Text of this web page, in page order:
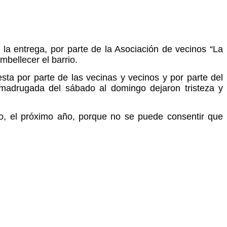
entrega, por parte de laAsociación de vecinos “La
el barrio.
por parte de las vecinas y vecinos y por parte del
del sábado al domingo dejaron tristeza y
el próximo año, porque no se puede consentir que